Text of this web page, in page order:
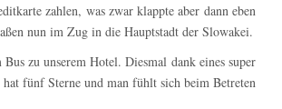
zahlen, was zwar klappte aber dann eben
nun im Zug in die Hauptstadt der Slowakei.
zu unserem Hotel. Diesmal dank eines super
fünf Sterne und man fühlt sich beim Betreten